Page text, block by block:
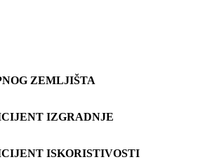
ZEMLJIŠTA
IZGRADNJE
ISKORISTIVOSTI